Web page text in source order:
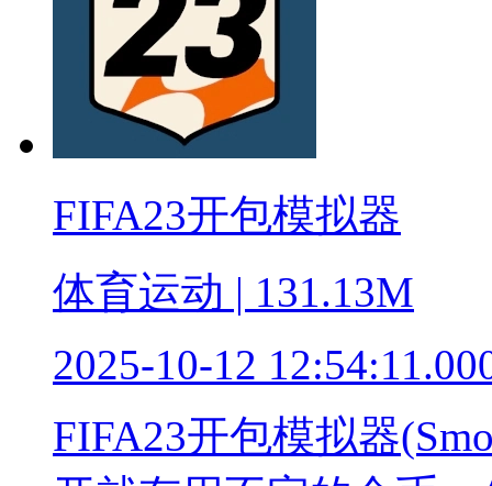
FIFA23开包模拟器
体育运动 | 131.13M
2025-10-12
FIFA23开包模拟器